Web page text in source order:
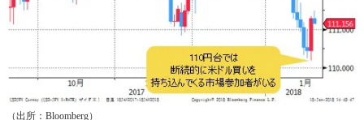
（出所：Bloomberg）